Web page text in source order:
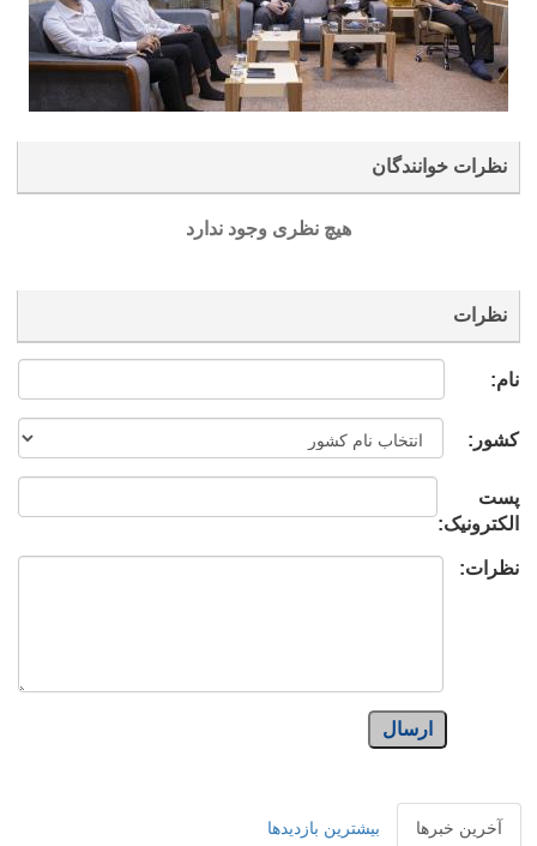
نظرات خوانندگان
هیچ نظری وجود ندارد
نظرات
نام:
کشور:
پست
الکترونیک:
نظرات:
ارسال
آخرین خبرها بیشترین بازدیدها